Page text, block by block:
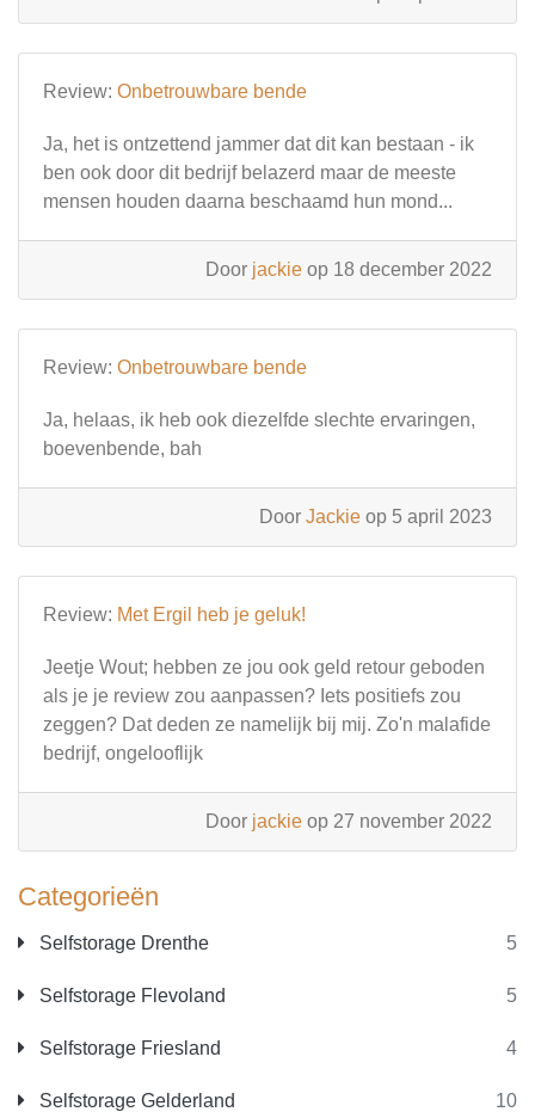
Categorieën
Selfstorage Drenthe 5
Selfstorage Flevoland 5
Selfstorage Friesland 4
Selfstorage Gelderland 10
Review: Onbetrouwbare bende
Ja, het is ontzettend jammer dat dit kan bestaan - ik
ben ook door dit bedrijf belazerd maar de meeste
mensen houden daarna beschaamd hun mond...
Door jackie op 18 december 2022
Review: Onbetrouwbare bende
Ja, helaas, ik heb ook diezelfde slechte ervaringen,
boevenbende, bah
Door Jackie op 5 april 2023
Review: Met Ergil heb je geluk!
Jeetje Wout; hebben ze jou ook geld retour geboden
als je je review zou aanpassen? Iets positiefs zou
zeggen? Dat deden ze namelijk bij mij. Zo'n malafide
bedrijf, ongelooflijk
Door jackie op 27 november 2022